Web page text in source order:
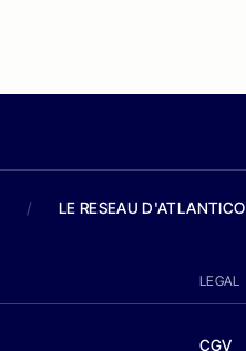
/ LE RESEAU D'ATLANTICO
LEGAL
CGV